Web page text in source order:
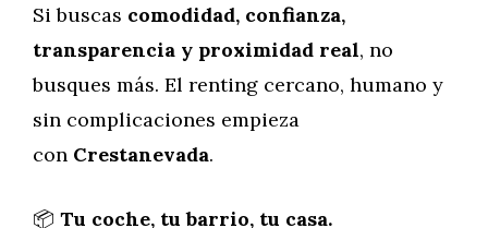
Si buscas comodidad, confianza,
transparencia y proximidad real, no
busques más. El renting cercano, humano y
sin complicaciones empieza
con Crestanevada.
📦 Tu coche, tu barrio, tu casa.